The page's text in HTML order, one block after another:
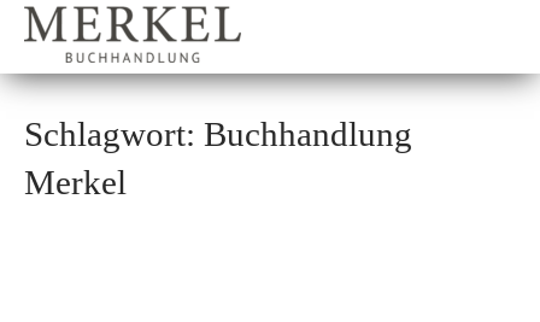
Schlagwort: Buchhandlung
Merkel